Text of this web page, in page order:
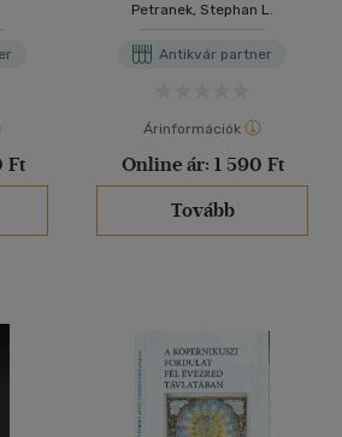
Ft
Petranek, Stephan L.
Antikvár partner
Árinformációk
Online ár: 1 590 Ft
Tovább